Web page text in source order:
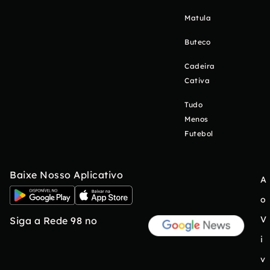
Matula
Buteco
Cadeira
Cativa
Tudo
Menos
Futebol
Baixe Nosso Aplicativo
Siga a Rede 98 no
A
o
V
i
v